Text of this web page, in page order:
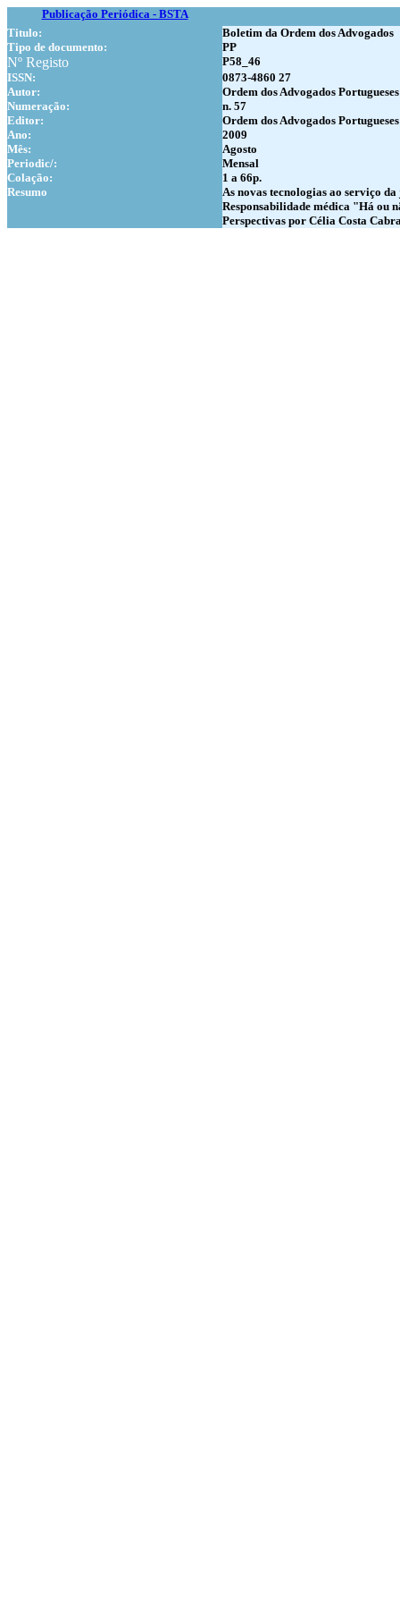
Publicação Periódica - BSTA
Titulo:
Boletim da Ordem dos Advogados
Tipo de documento:
PP
Nº Registo
P58_46
ISSN:
0873-4860 27
Autor:
Ordem dos Advogados Portugueses
Numeração:
n. 57
Editor:
Ordem dos Advogados Portugueses
Ano:
2009
Mês:
Agosto
Periodic/:
Mensal
Colação:
1 a 66p.
Resumo
As novas tecnologias ao serviço
Responsabilidade médica "Há ou
Perspectivas por Célia Costa